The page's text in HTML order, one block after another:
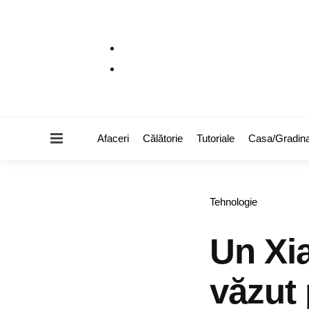
Afaceri Călătorie Tutoriale Casa/
Categories
Tehnologie
Un
văzut